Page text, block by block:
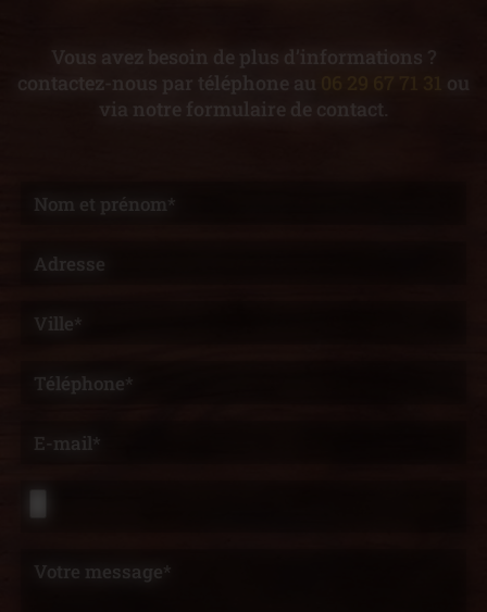
Vous avez besoin de plus d’informations ?
contactez-nous par téléphone au
ou
via notre formulaire de contact.
Nom et prénom*
Adresse
Ville*
Téléphone*
E-mail*
Votre message*